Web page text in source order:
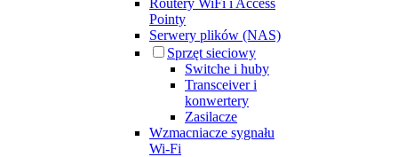
Routery WiFi i Access
Pointy
Serwery plików (NAS)
Sprzęt sieciowy
Switche i huby
Transceiver i
konwertery
Zasilacze
Wzmacniacze sygnału
Wi-Fi